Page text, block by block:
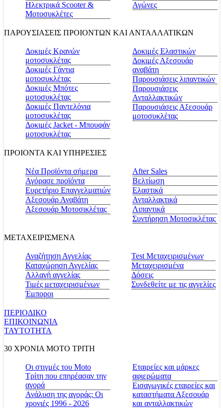
Ηλεκτρικά Scooter &
Μοτοσυκλέτες
Αγώνες
ΠΑΡΟΥΣΙΑΣΕΙΣ ΠΡΟΙΟΝΤΩΝ ΚΑΙ ΑΝΤΑΛΛΑΤΙΚΩΝ
Δοκιμές Κρανών
μοτοσυκλέτας
Δοκιμές Γάντια
μοτοσυκλέτας
Δοκιμές Μπότες
μοτοσυκλέτας
Δοκιμές Παντελόνια
μοτοσυκλέτας
Δοκιμές Jacket - Μπουφάν
μοτοσυκλέτας
Δοκιμές Ελαστικών
Δοκιμές Αξεσουάρ
αναβάτη
Παρουσιάσεις λιπαντικών
Παρουσιάσεις
Ανταλλακτικών
Παρουσιάσεις Αξεσουάρ
μοτοσυκλέτας
ΠΡΟΙΟΝΤΑ ΚΑΙ ΥΠΗΡΕΣΙΕΣ
Νέα Προϊόντα σήμερα
Αγόρασε προϊόντα
Ευρετήριο Επαγγελματιών
Αξεσουάρ Αναβάτη
Αξεσουάρ Μοτοσικλέτας
Αfter Sales
Βελτίωση
Ελαστικά
Ανταλλακτικά
Λιπαντικά
Συντήρηση Μοτοσικλέτας
ΜΕΤΑΧΕΙΡΙΣΜΕΝΑ
Αναζήτηση Αγγελίας
Καταχώρηση Αγγελίας
Αλλαγή αγγελίας
Τιμές μεταχειρισμένων
Έμποροι
Test Μεταχειρισμένων
Μεταχειρισμένα
Δόσεις
Συνδεθείτε με τις αγγελίες
ΠΕΡΙΟΔΙΚΟ
ΕΠΙΚΟΙΝΩΝΙΑ
ΤΑΥΤΟΤΗΤΑ
30 ΧΡΟΝΙΑ MOTO ΤΡΙΤΗ
Οι στιγμές του Moto
Τρίτη που επηρέασαν την
αγορά
Ανάλυση της αγοράς: Οι
χρονιές 1996 - 2026
Εταιρείες και μάρκες
αφιερώματα
Εισαγωγικές εταιρείες και
καταστήματα Αξεσουάρ
και ανταλλακτικών